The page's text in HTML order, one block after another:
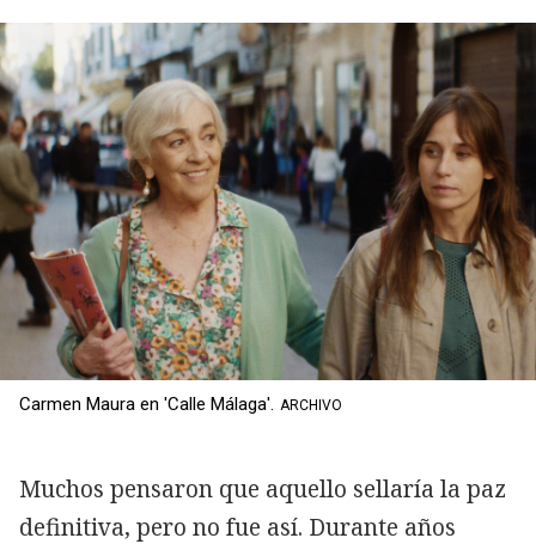
Carmen Maura en 'Calle Málaga'. ARCHIVO
Muchos pensaron que aquello sellaría la paz
definitiva, pero no fue así. Durante años